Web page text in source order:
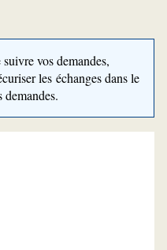
vos demandes,
les échanges dans le